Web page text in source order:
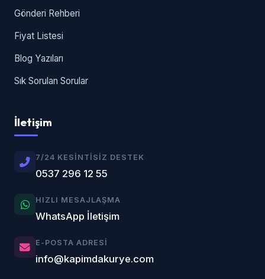
Gönderi Rehberi
Fiyat Listesi
Blog Yazıları
Sık Sorulan Sorular
İletişim
7/24 KESINTISIZ DESTEK
0537 296 12 55
HIZLI MESAJLAŞMA
WhatsApp İletişim
E-POSTA ADRESI
info@kapimdakurye.com